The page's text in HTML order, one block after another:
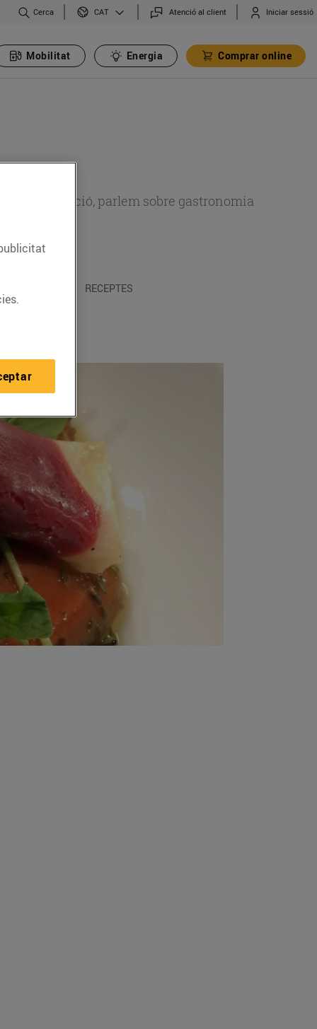
Cerca CAT Atenció al client Iniciar sessió
Mobilitat Energia Comprar online
alimentació, parlem sobre gastronomia
RECEPTES